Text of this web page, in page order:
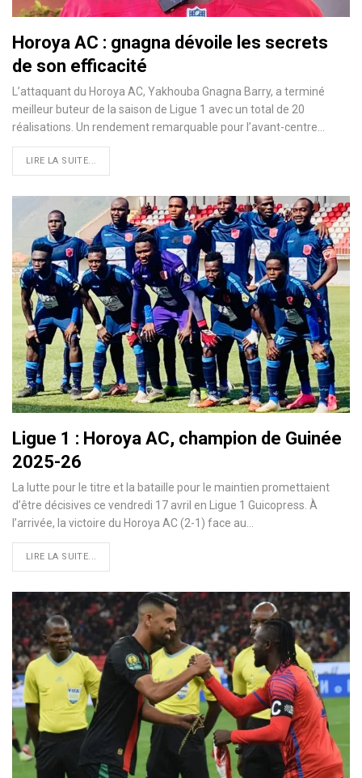
Horoya AC : gnagna dévoile les secrets
de son efficacité
L’attaquant du Horoya AC, Yakhouba Gnagna Barry, a terminé
meilleur buteur de la saison de Ligue 1 avec un total de 20
réalisations. Un rendement remarquable pour l’avant-centre…
LIRE LA SUITE...
Ligue 1 : Horoya AC, champion de Guinée
2025-26
La lutte pour le titre et la bataille pour le maintien promettaient
d’être décisives ce vendredi 17 avril en Ligue 1 Guicopress. À
l’arrivée, la victoire du Horoya AC (2-1) face au…
LIRE LA SUITE...